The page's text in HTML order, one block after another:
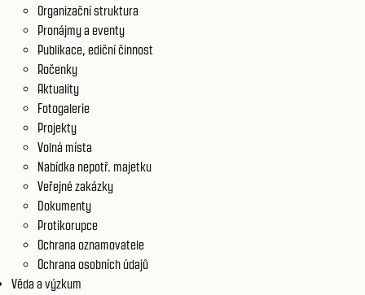
Organizační struktura
Pronájmy a eventy
Publikace, ediční činnost
Ročenky
Aktuality
Fotogalerie
Projekty
Volná místa
Nabídka nepotř. majetku
Veřejné zakázky
Dokumenty
Protikorupce
Ochrana oznamovatele
Ochrana osobních údajů
Věda a výzkum